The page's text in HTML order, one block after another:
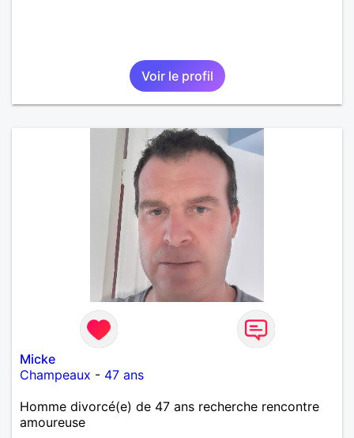
Voir le profil
Micke
Champeaux - 47 ans
Homme divorcé(e) de 47 ans recherche rencontre
amoureuse